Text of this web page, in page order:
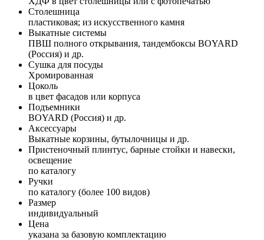
Столешница
пластиковая; из искусственного камня
Выкатные системы
ПВШ полного открывания, тандембоксы BOYARD
(Россия) и др.
Сушка для посуды
Хромированная
Цоколь
в цвет фасадов или корпуса
Подъемники
BOYARD (Россия) и др.
Аксессуары
Выкатные корзины, бутылочницы и др.
Пристеночный плинтус, барные стойки и навески,
освещение
по каталогу
Ручки
по каталогу (более 100 видов)
Размер
индивидуальный
Цена
указана за базовую комплектацию